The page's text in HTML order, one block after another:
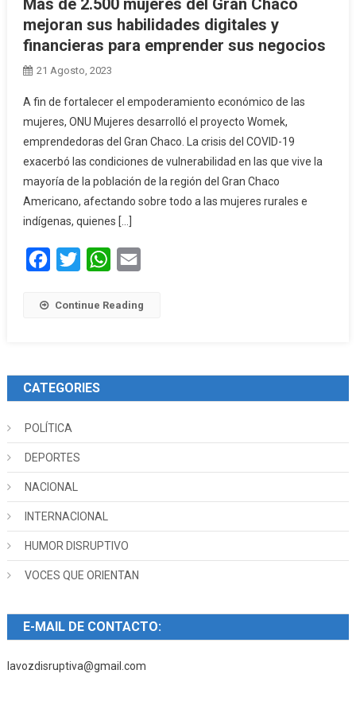
Más de 2.500 mujeres del Gran Chaco
mejoran sus habilidades digitales y
financieras para emprender sus negocios
21 Agosto, 2023
A fin de fortalecer el empoderamiento económico de las
mujeres, ONU Mujeres desarrolló el proyecto Womek,
emprendedoras del Gran Chaco. La crisis del COVID-19
exacerbó las condiciones de vulnerabilidad en las que vive la
mayoría de la población de la región del Gran Chaco
Americano, afectando sobre todo a las mujeres rurales e
indígenas, quienes […]
Facebook
Twitter WhatsApp
Continue Reading
CATEGORIES
POLÍTICA
DEPORTES
NACIONAL
INTERNACIONAL
HUMOR DISRUPTIVO
VOCES QUE ORIENTAN
E-MAIL DE CONTACTO:
lavozdisruptiva@gmail.com